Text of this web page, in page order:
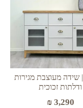
Nissan | שידה מעוצבת מגירות
ודלתות זכוכית
₪3,290